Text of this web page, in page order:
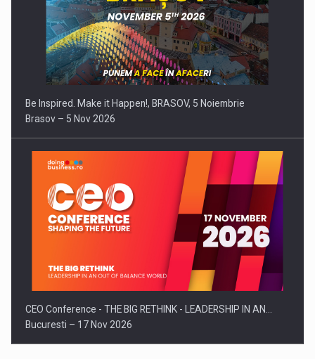
Be Inspired. Make it Happen!, BRASOV, 5 Noiembrie
Brasov – 5 Nov 2026
CEO Conference - THE BIG RETHINK - LEADERSHIP IN AN…
Bucuresti – 17 Nov 2026